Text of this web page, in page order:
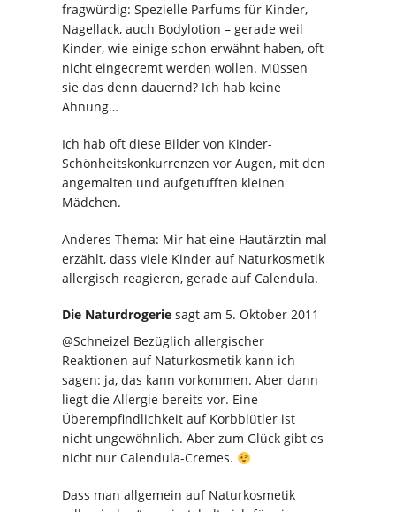
fragwürdig: Spezielle Parfums für Kinder,
Nagellack, auch Bodylotion – gerade weil
Kinder, wie einige schon erwähnt haben, oft
nicht eingecremt werden wollen. Müssen
sie das denn dauernd? Ich hab keine
Ahnung…
Ich hab oft diese Bilder von Kinder-
Schönheitskonkurrenzen vor Augen, mit den
angemalten und aufgetufften kleinen
Mädchen.
Anderes Thema: Mir hat eine Hautärztin mal
erzählt, dass viele Kinder auf Naturkosmetik
allergisch reagieren, gerade auf Calendula.
Die Naturdrogerie sagt am 5. Oktober 2011
@Schneizel Bezüglich allergischer
Reaktionen auf Naturkosmetik kann ich
sagen: ja, das kann vorkommen. Aber dann
liegt die Allergie bereits vor. Eine
Überempfindlichkeit auf Korbblütler ist
nicht ungewöhnlich. Aber zum Glück gibt es
nicht nur Calendula-Cremes.
Dass man allgemein auf Naturkosmetik